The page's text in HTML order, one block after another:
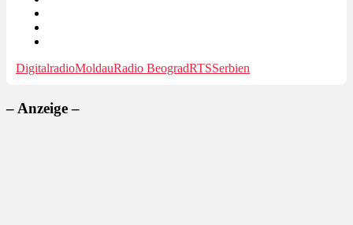
DigitalradioMoldauRadio BeogradRTSSerbien
– Anzeige –